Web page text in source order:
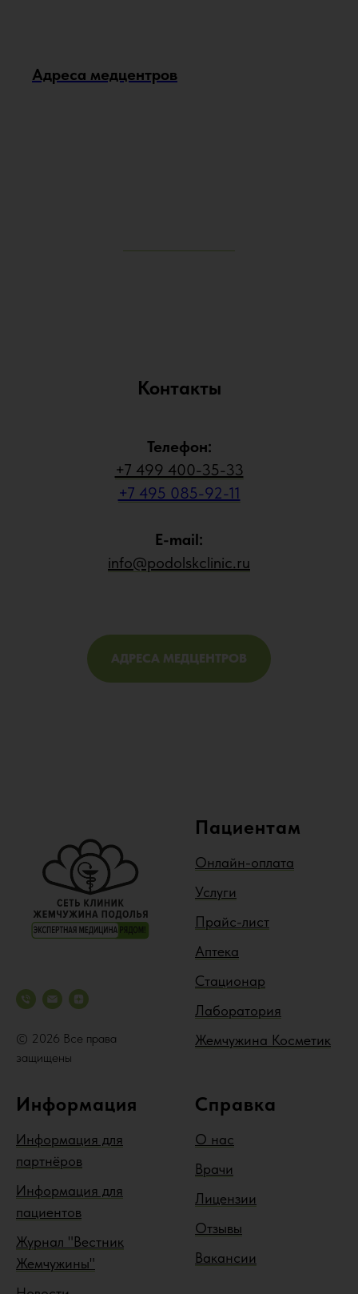
Адреса медцентров
Контакты
Телефон:
+7 499 400-35-33
+7 495 085-92-11
E-mail:
info@podolskclinic.ru
АДРЕСА МЕДЦЕНТРОВ
© 2026 Все права
защищены
Пациентам
Онлайн-оплата
Услуги
Прайс-лист
Аптека
Стационар
Лаборатория
Жемчужина Косметик
Информация
Информация для
партнёров
Информация для
пациентов
Журнал "Вестник
Жемчужины"
Справка
О нас
Врачи
Лицензии
Отзывы
Вакансии